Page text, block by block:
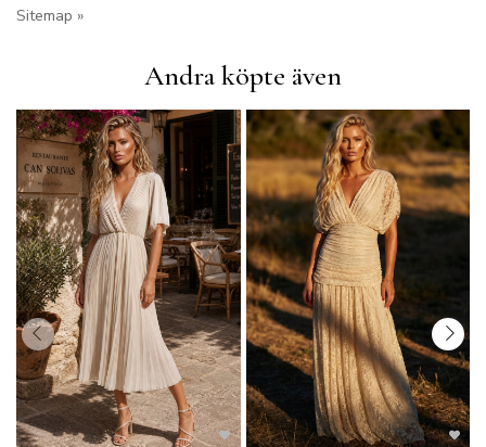
Sitemap »
Andra köpte även